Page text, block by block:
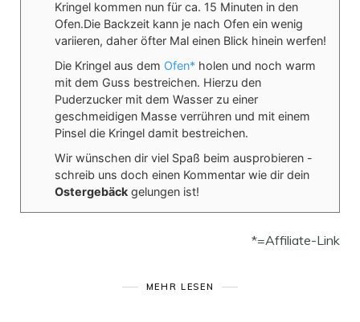
Kringel kommen nun für ca. 15 Minuten in den
Ofen.Die Backzeit kann je nach Ofen ein wenig
variieren, daher öfter Mal einen Blick hinein werfen!
Die Kringel aus dem Ofen* holen und noch warm
mit dem Guss bestreichen. Hierzu den
Puderzucker mit dem Wasser zu einer
geschmeidigen Masse verrühren und mit einem
Pinsel die Kringel damit bestreichen.
Wir wünschen dir viel Spaß beim ausprobieren -
schreib uns doch einen Kommentar wie dir dein
Ostergebäck gelungen ist!
*=Affiliate-Link
MEHR LESEN